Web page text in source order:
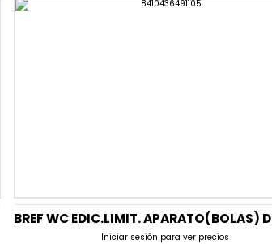
Iniciar sesión para ver precios